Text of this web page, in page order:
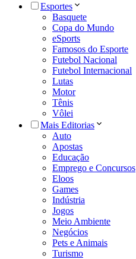
Esportes
Basquete
Copa do Mundo
eSports
Famosos do Esporte
Futebol Nacional
Futebol Internacional
Lutas
Motor
Tênis
Vôlei
Mais Editorias
Auto
Apostas
Educação
Emprego e Concursos
Eloos
Games
Indústria
Jogos
Meio Ambiente
Negócios
Pets e Animais
Turismo